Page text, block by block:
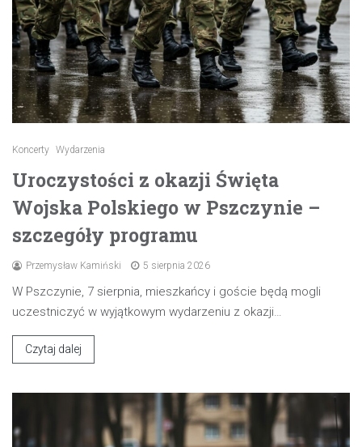
Koncerty Wydarzenia
Uroczystości z okazji Święta
Wojska Polskiego w Pszczynie –
szczegóły programu
Przemysław Kamiński 5 sierpnia 2026
W Pszczynie, 7 sierpnia, mieszkańcy i goście będą mogli
uczestniczyć w wyjątkowym wydarzeniu z okazji…
Czytaj dalej